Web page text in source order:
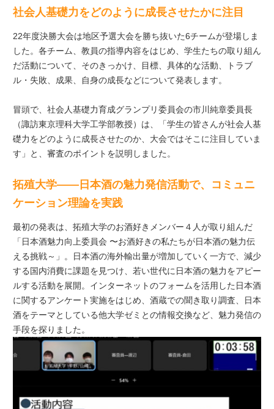
社会人基礎力をどのように成長させたかに注目
22年度決勝大会は地区予選大会を勝ち抜いた6チームが登場しま
した。各チーム、教員の指導内容をはじめ、学生たちの取り組ん
だ活動について、そのきっかけ、目標、具体的な活動、トラブ
ル・失敗、成果、自身の成長などについて発表します。
冒頭で、社会人基礎力育成グランプリ委員会の市川純章委員長
（諏訪東京理科大学工学部教授）は、「学生の皆さんが社会人基
礎力をどのように成長させたのか、大会ではそこに注目していま
す」と、審査のポイントを説明しました。
拓殖大学――日本酒の魅力発信活動で、コミュニ
ケーション理論を実践
最初の発表は、拓殖大学のお酒好きメンバー４人が取り組んだ
「⽇本酒魅⼒向上委員会 〜お酒好きの私たちが⽇本酒の魅⼒伝
える挑戦～」。日本酒の海外輸出量が増加していく一方で、減少
する国内消費に課題を見つけ、若い世代に日本酒の魅力をアピー
ルする活動を展開。インターネットのフォームを活用した日本酒
に関するアンケート実施をはじめ、酒蔵での聞き取り調査、日本
酒をテーマとしている他大学ゼミとの情報交換など、魅力発信の
手段を探りました。